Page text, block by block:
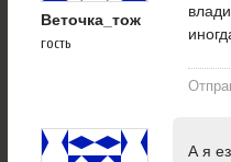
Веточка_тож
гость
А я